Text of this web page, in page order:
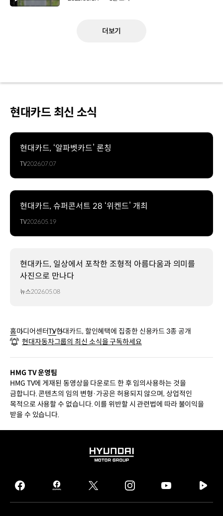
더보기
현대카드 최신 소식
현대카드, ‘알파벳카드’ 론칭
TV2026.07.07
현대카드, 슈퍼콘서트 28 ‘위켄드’ 개최
TV2026.05.19
현대카드, 일상에서 포착한 조형적 아름다움과 의미를
사진으로 만나다
뉴스2026.05.08
홈미디어센터TV현대카드, 할인혜택에 집중한 신용카드 3종 공개
현대자동차그룹의 최신 소식을 구독하세요
HMG TV 운영팀
HMG TV에 게재된 동영상을 다운로드 한 후 임의사용하는 것을
금합니다. 콘텐츠의 임의 변형·가공은 허용되지 않으며, 상업적인
목적으로 사용할 수 없습니다. 이를 위반할 시 관련법에 따라 불이익을
받을 수 있습니다.
HYUNDAI
GROUP
facebook
hmg
journal
twitter instagram
tv